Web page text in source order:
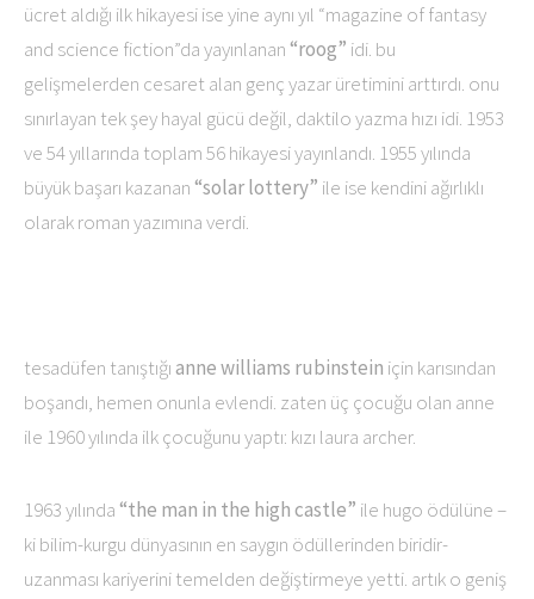
ücret aldığı ilk hikayesi ise yine aynı yıl “magazine of fantasy
and science fiction”da yayınlanan“roog” idi. bu
gelişmelerden cesaret alan genç yazar üretimini arttırdı. onu
sınırlayan tek şey hayal gücü değil, daktilo yazma hızı idi. 1953
ve 54 yıllarında toplam 56 hikayesi yayınlandı. 1955 yılında
büyük başarı kazanan“solar lottery” ile ise kendini ağırlıklı
olarak roman yazımına verdi.
tesadüfen tanıştığıanne williams rubinstein için karısından
boşandı, hemen onunla evlendi. zaten üç çocuğu olan anne
ile 1960 yılında ilk çocuğunu yaptı: kızı laura archer.
1963 yılında“the man in the high castle” ile hugo ödülüne –
ki bilim-kurgu dünyasının en saygın ödüllerinden biridir-
uzanması kariyerini temelden değiştirmeye yetti. artık o geniş